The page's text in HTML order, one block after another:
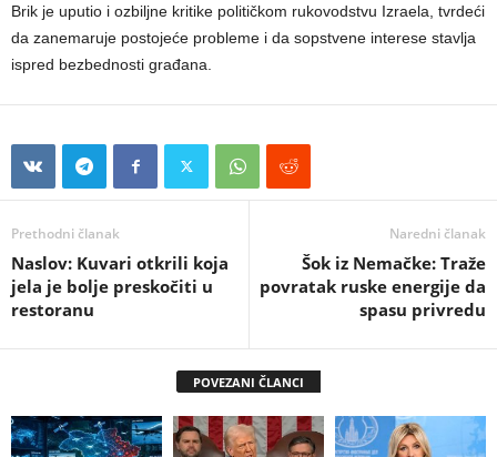
Brik je uputio i ozbiljne kritike političkom rukovodstvu Izraela, tvrdeći
da zanemaruje postojeće probleme i da sopstvene interese stavlja
ispred bezbednosti građana.
Prethodni članak
Naslov: Kuvari otkrili koja
jela je bolje preskočiti u
restoranu
Naredni članak
Šok iz Nemačke: Traže
povratak ruske energije da
spasu privredu
POVEZANI ČLANCI